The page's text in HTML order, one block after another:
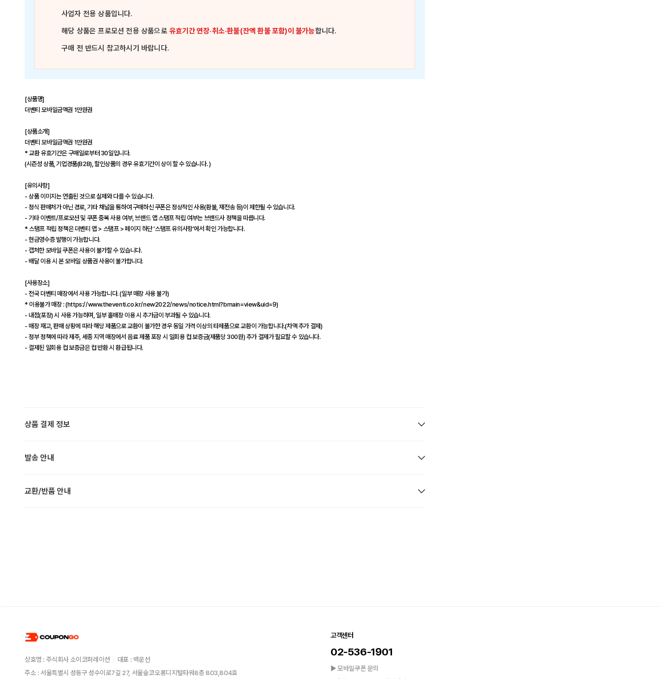
사업자 전용 상품입니다.
해당 상품은프로모션 전용 상품으로유효기간 연장·취소·환불(잔액 환불 포함)이 불가능합니다.
구매 전 반드시 참고하시기 바랍니다.
[상품명]
더벤티 모바일금액권 1만원권
[상품소개]
더벤티 모바일금액권 1만원권
* 교환 유효기간은 구매일로부터 30일입니다.
(시즌성 상품, 기업경품(B2B), 할인상품의 경우 유효기간이 상이 할 수 있습니다. )
[유의사항]
- 상품 이미지는 연출된 것으로 실제와 다를 수 있습니다.
- 정식 판매처가 아닌 경로, 기타 채널을 통하여 구매하신 쿠폰은 정상적인 사용(환불, 재전송 등)이 제한될 수 있습니다.
- 기타 이벤트/프로모션 및 쿠폰 중복 사용 여부, 브랜드 앱 스탬프 적립 여부는 브랜드사 정책을 따릅니다.
* 스탬프 적립 정책은 더벤티 앱 > 스탬프 > 페이지 하단 '스탬프 유의사항'에서 확인 가능합니다.
- 현금영수증 발행이 가능합니다.
- 캡처한 모바일 쿠폰은 사용이 불가할 수 있습니다.
- 배달 이용 시 본 모바일 상품권 사용이 불가합니다.
[사용장소]
- 전국 더벤티 매장에서 사용 가능합니다. (일부 매장 사용 불가)
* 이용불가 매장 : (https://www.theventi.co.kr/new2022/news/notice.html?bmain=view&uid=9)
- 내점(포장) 시 사용 가능하며, 일부 홀매장 이용 시 추가금이 부과될 수 있습니다.
- 매장 재고, 판매 상황에 따라 해당 제품으로 교환이 불가한 경우 동일 가격 이상의 타제품으로 교환이 가능합니다.(차액 추가 결제)
- 정부 정책에 따라 제주, 세종 지역 매장에서 음료 제품 포장 시 일회용 컵 보증금(제품당 300원) 추가 결제가 필요할 수 있습니다.
- 결제된 일회용 컵 보증금은 컵 반환 시 환급됩니다.
상품 결제 정보
발송 안내
교환/반품 안내
상호명 : 주식회사 소이코퍼레이션
대표 : 백운선
주소 : 서울특별시 성동구 성수이로7길 27, 서울숲코오롱디지털타워8층 803,804호
고객센터
02-536-1901
▶ 모바일쿠폰 문의